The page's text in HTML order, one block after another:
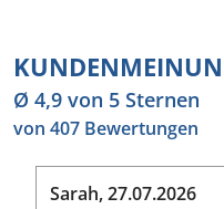
Ø 4,9 von 5 Sternen
von 407 Bewertungen
Sarah,27.07.2026